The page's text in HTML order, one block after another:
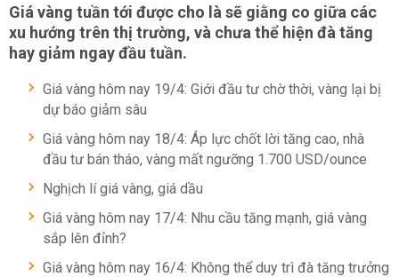
Giá vàng tuần tới được cho là sẽ giằng co giữa các
xu hướng trên thị trường, và chưa thể hiện đà tăng
hay giảm ngay đầu tuần.
Giá vàng hôm nay 19/4: Giới đầu tư chờ thời, vàng lại bị
dự báo giảm sâu
Giá vàng hôm nay 18/4: Áp lực chốt lời tăng cao, nhà
đầu tư bán tháo, vàng mất ngưỡng 1.700 USD/ounce
Nghịch lí giá vàng, giá dầu
Giá vàng hôm nay 17/4: Nhu cầu tăng mạnh, giá vàng
sắp lên đỉnh?
Giá vàng hôm nay 16/4: Không thể duy trì đà tăng trưởng